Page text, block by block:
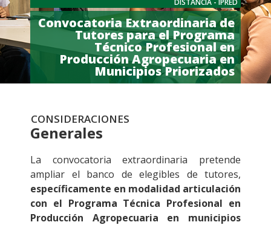
DISTANCIA - IPRED
Convocatoria Extraordinaria de
Tutores para el Programa
Técnico Profesional en
Producción Agropecuaria en
Municipios Priorizados
CONSIDERACIONES
Generales
La convocatoria extraordinaria pretende
ampliar el banco de elegibles de tutores,
específicamente en modalidad articulación
con el Programa Técnica Profesional en
Producción Agropecuaria
en municipios